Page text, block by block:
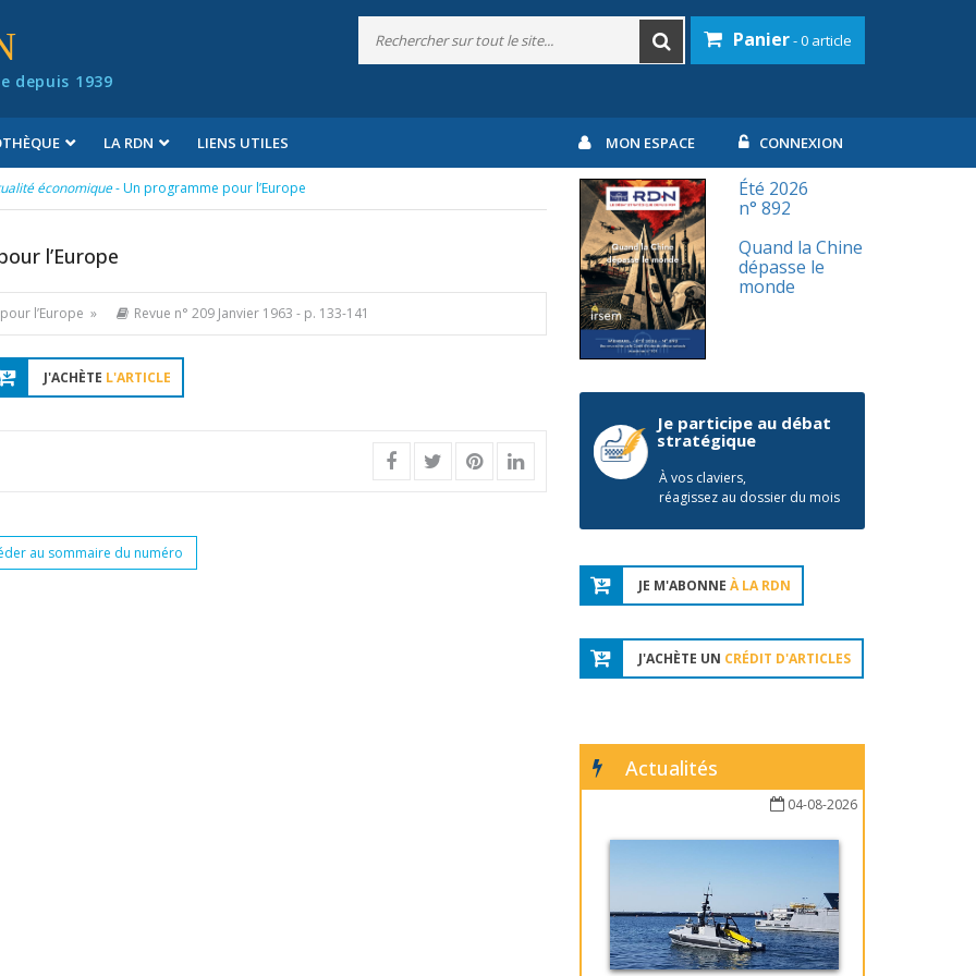
depuis 1939
Panier- 0 article
LA RDN LIENS UTILES MON ESPACE CONNEXION
économique- Un programme pour l’Europe
l’Europe
l’Europe » Revue n° 209 Janvier 1963 - p. 133-141
J'ACHÈTE L'ARTICLE
au sommaire du numéro
Été 2026
n° 892
Quand la Chine
dépasse le
monde
Je participe au débat
stratégique
À vos claviers,
réagissez au dossier du mois
JE M'ABONNE À LA RDN
J'ACHÈTE UN CRÉDIT D'ARTICLES
Actualités
04-08-2026